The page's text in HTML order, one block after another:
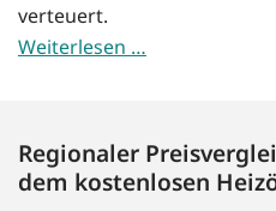
verteuert.
Weiterlesen …
Regionaler
dem kostenlosen